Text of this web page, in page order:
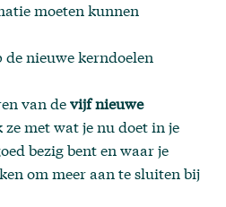
moeten kunnen
de nieuwe kerndoelen
van devijf nieuwe
met wat je nu doet in je
bezig bent en waar je
om meer aan te sluiten bij